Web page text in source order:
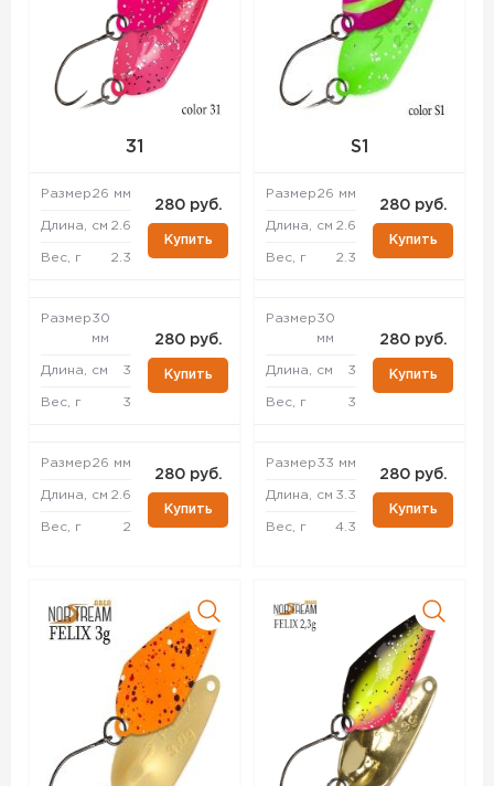
31
Размер26 мм
Длина, см 2.6
Вес, г 2.3
280 руб.
Купить
Размер30
мм
Длина, см 3
Вес, г 3
280 руб.
Купить
Размер26 мм
Длина, см 2.6
Вес, г 2
280 руб.
Купить
S1
Размер26 мм
Длина, см 2.6
Вес, г 2.3
280 руб.
Купить
Размер30
мм
Длина, см 3
Вес, г 3
280 руб.
Купить
Размер33 мм
Длина, см 3.3
Вес, г 4.3
280 руб.
Купить